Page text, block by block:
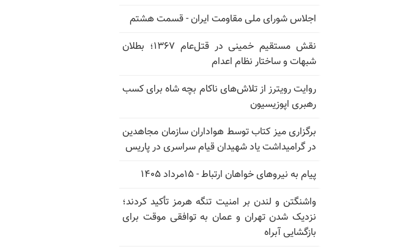
اجلاس شورای ملی مقاومت ایران - قسمت هشتم
نقش مستقیم خمینی در قتل‌عام ۱۳۶۷؛ بطلان
شبهات و ساختار نظام اعدام
روایت رویترز از تلاش‌های ناکام بچه شاه برای کسب
رهبری اپوزیسیون
برگزاری میز کتاب توسط هواداران سازمان مجاهدین
در گرامیداشت یاد شهیدان قیام سراسری در پاریس
پیام به نیروهای خواهان ارتباط - ۱۵مرداد ۱۴۰۵
واشنگتن و لندن بر امنیت تنگه هرمز تأکید کردند؛
نزدیک شدن تهران و عمان به توافقی موقت برای
بازگشایی آبراه